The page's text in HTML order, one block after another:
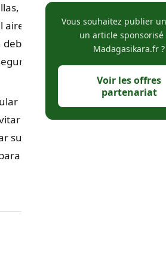
aire
su
Vous souhaitez publier
un article sponsorisé
Madagasikara.fr ?
Voir les offres
partenariat